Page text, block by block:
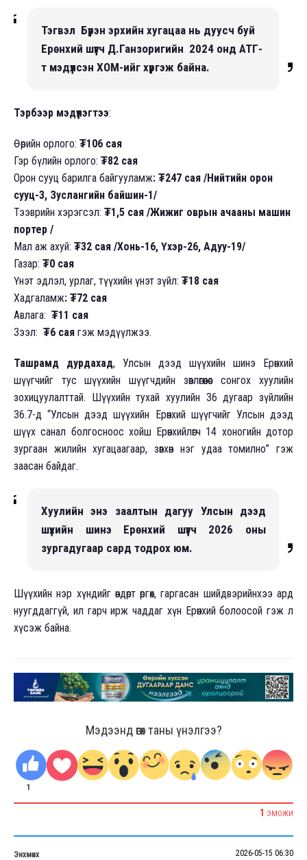
Тэгвэл Бүрэн эрхийн хугацаа нь дуусч буй
Ерөнхий шүүгч Д.Ганзоригийн 2024 онд АТГ-
т мэдүүлсэн ХОМ-ийг хүргэж байна.
Тэрбээр мэдүүлэгтээ:
Өөрийн орлого: ₮106 сая
Гэр бүлийн орлого: ₮82 сая
Орон сууц барилга байгууламж: ₮247 сая /Нийтийн орон
сууц-3, Зуслангийн байшин-1/
Тээврийн хэрэгсэл: ₮1,5 сая /Жижиг оврын ачааны машин
портер /
Мал аж ахуй: ₮32 сая /Хонь-16, Үхэр-26, Адуу-19/
Газар: ₮0 сая
Үнэт эдлэл, урлаг, түүхийн үнэт зүйл: ₮18 сая
Хадгаламж: ₮72 сая
Авлага: ₮11 сая
Зээл: ₮6 сая гэж мэдүүлжээ.
Ташрамд дурдахад, Улсын дээд шүүхийн шинэ Ерөнхий
шүүгчийг тус шүүхийн шүүгчдийн зөвлөгөөнөөс сонгох хуулийн
зохицуулалттай. Шүүхийн тухай хуулийн 36 дугаар зүйлийн
36.7-д “Улсын дээд шүүхийн Ерөнхий шүүгчийг Улсын дээд
шүүх санал болгосноос хойш Ерөнхийлөгч 14 хоногийн дотор
зургаан жилийн хугацаагаар, зөвхөн нэг удаа томилно” гэж
заасан байдаг.
Хуулийн энэ заалтын дагуу Улсын дээд
шүүхийн шинэ Ерөнхий шүүгч 2026 оны
зургадугаар сард тодрох юм.
Шүүхийн нэр хүндийг өндөрт өргөх, гаргасан шийдвэрийнхээ ард
нуугддаггүй, ил гарч ирж чаддаг хүн Ерөнхий болоосой гэж л
хүсэж байна.
Мэдээнд өгөх таны үнэлгээ?
1
1 ЭМОЖИ
Энхмөнх
2026-05-15 06:30